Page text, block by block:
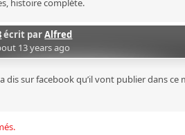
histoire complète.
écrit parAlfred
13 years ago
dis sur facebook qu’il vont publier dans ce